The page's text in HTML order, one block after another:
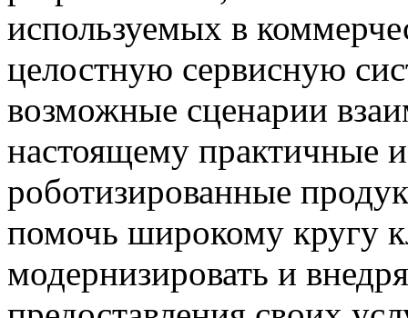
используемых в
целостную сервисную
возможные сценарии
настоящему практичные
роботизированные
помочь широкому кругу
модернизировать и